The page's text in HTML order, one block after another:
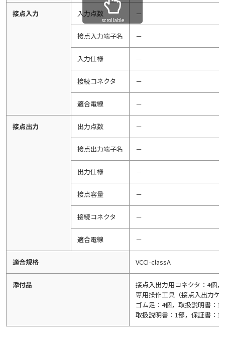
接点入力 入力点数 －
接点入力端子名 －
入力仕様 －
接続コネクタ －
適合電線 －
接点出力 出力点数 －
接点出力端子名 －
出力仕様 －
接点容量 －
接続コネクタ －
適合電線 －
適合規格 VCCI-classA
添付品
接点入出力用コネクタ：4個，
専用操作工具（接点入出力ケ
ゴム足：4個，取扱説明書：1
取扱説明書：1部，保証書：1
scrollable